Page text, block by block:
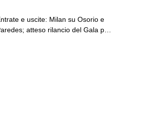
a tutte le altre a
Juve, il portiere può
e uscite: Milan su Osorio e
atteso rilancio del Gala per